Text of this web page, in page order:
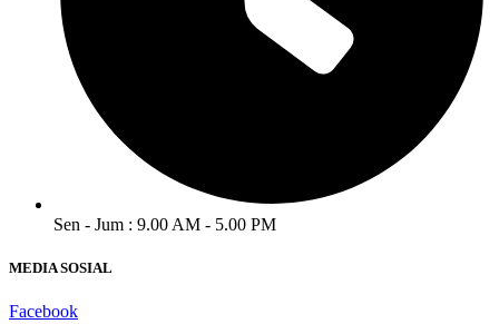
Sen - Jum : 9.00 AM - 5.00 PM
MEDIA SOSIAL
Facebook